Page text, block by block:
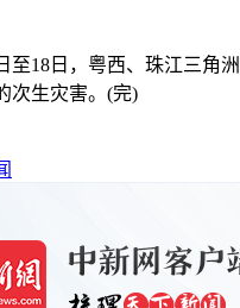
日，粤西、珠江三角洲
次生灾害。(完)